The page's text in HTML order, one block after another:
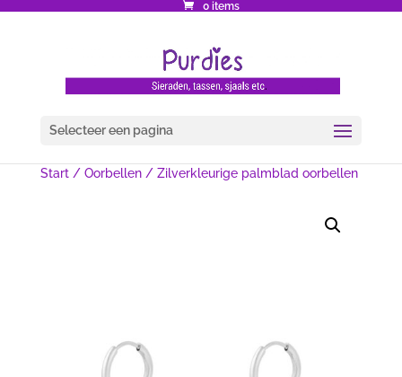
0 items
Selecteer een pagina
Start/ Oorbellen/ Zilverkleurige palmblad oorbellen